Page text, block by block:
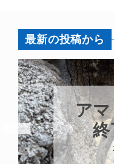
最新の投稿から
ト